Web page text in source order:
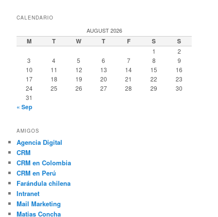
CALENDARIO
AUGUST 2026
M T W T F S S
1
2
3
4 5 6 7 8
9
10
11 12 13 14 15
16
17
18 19 20 21 22
23
24
25 26 27 28 29
30
31
« Sep
AMIGOS
Agencia Digital
CRM
CRM en Colombia
CRM en Perú
Farándula chilena
Intranet
Mail Marketing
Matias Concha